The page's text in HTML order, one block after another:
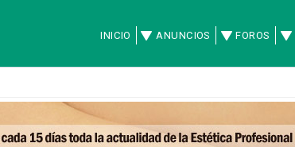
INICIO ANUNCIOS FOROS